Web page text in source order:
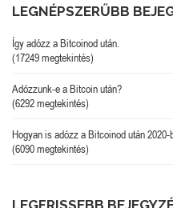
LEGNÉPSZERŰBB
Így adózz a Bitcoinod után.
(17249 megtekintés)
Adózzunk-e a Bitcoin után?
(6292 megtekintés)
Hogyan is adózz a Bitcoinod után 2020-
(6090 megtekintés)